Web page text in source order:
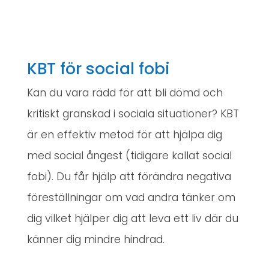
KBT för social fobi
Kan du vara rädd för att bli dömd och
kritiskt granskad i sociala situationer? KBT
är en effektiv metod för att hjälpa dig
med social ångest (tidigare kallat social
fobi). Du får hjälp att förändra negativa
föreställningar om vad andra tänker om
dig vilket hjälper dig att leva ett liv där du
känner dig mindre hindrad.